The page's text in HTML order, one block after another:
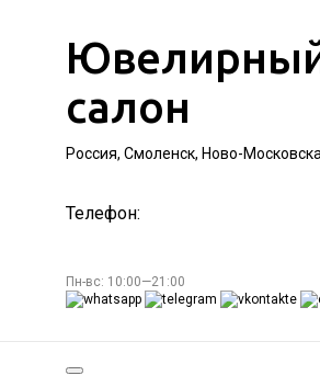
салон
Россия, Смоленск, Ново-
Телефон:
Пн-вс: 10:00—21:00